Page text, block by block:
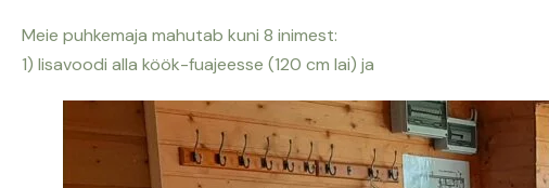
Meie puhkemaja mahutab kuni 8 inimest:
1) lisavoodi alla köök-fuajeesse (120 cm lai) ja